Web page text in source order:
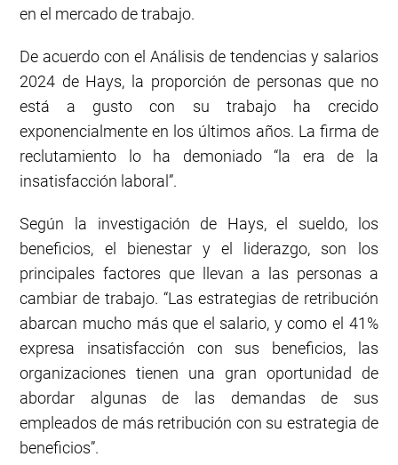
en el mercado de trabajo.
De acuerdo con el Análisis de tendencias y salarios
2024 de Hays, la proporción de personas que no
está a gusto con su trabajo ha crecido
exponencialmente en los últimos años. La firma de
reclutamiento lo ha demoniado “la era de la
insatisfacción laboral”.
Según la investigación de Hays, el sueldo, los
beneficios, el bienestar y el liderazgo, son los
principales factores que llevan a las personas a
cambiar de trabajo. “Las estrategias de retribución
abarcan mucho más que el salario, y como el 41%
expresa insatisfacción con sus beneficios, las
organizaciones tienen una gran oportunidad de
abordar algunas de las demandas de sus
empleados de más retribución con su estrategia de
beneficios”.